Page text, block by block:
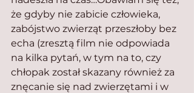
że gdyby nie zabicie człowieka,
zabójstwo zwierząt przeszłoby bez
echa (zresztą film nie odpowiada
na kilka pytań, w tym na to, czy
chłopak został skazany również za
znęcanie się nad zwierzętami i w